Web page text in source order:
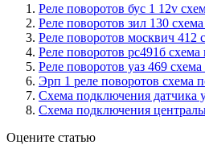
Реле поворотов бус 1 12v
Реле поворотов зил 130
Реле поворотов москвич 412
Реле поворотов рс491б
Реле поворотов уаз 469
Эрп 1 реле поворотов схема
Схема подключения датчика
Схема подключения
Оцените статью